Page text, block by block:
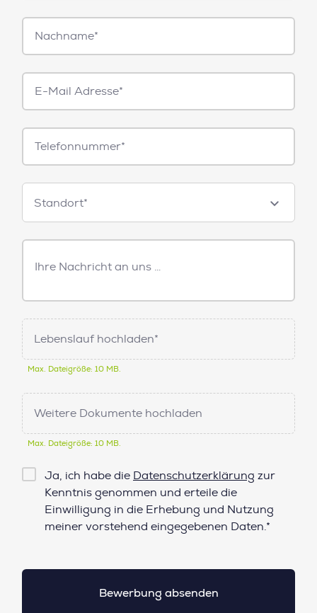
Nachname*
E-
Mail*
Telefonnummer
Standorte
Standort*
Freitext
Nachricht
Lebenslauf hochladen*
Max. Dateigröße: 10 MB.
Weitere Dokumente hochladen
Max. Dateigröße: 10 MB.
Checkbox
Datenschutz*
Ja, ich habe die Datenschutzerklärung zur
Kenntnis genommen und erteile die
Einwilligung in die Erhebung und Nutzung
meiner vorstehend eingegebenen Daten.*